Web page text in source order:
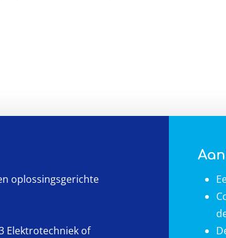
oplossingsgerichte
Elektrotechniek of